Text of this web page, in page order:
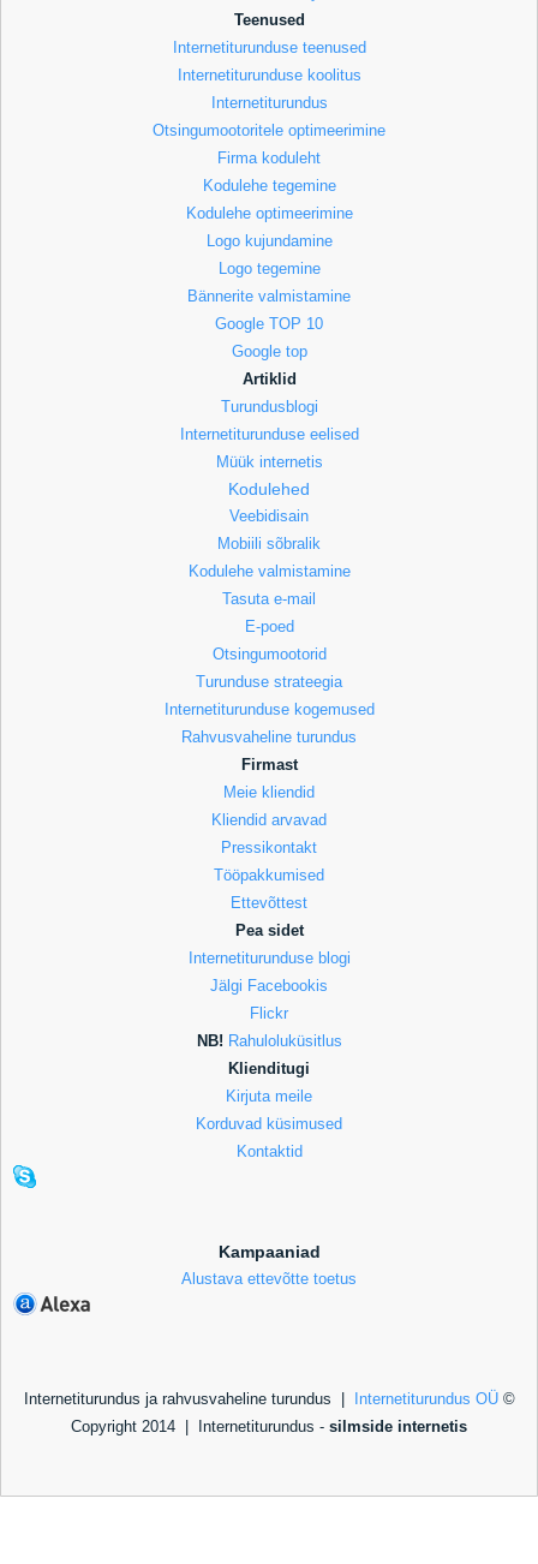
Teenused
Internetiturunduse teenused
Internetiturunduse koolitus
Internetiturundus
Otsingumootoritele optimeerimine
Firma koduleht
Kodulehe tegemine
Kodulehe optimeerimine
Logo kujundamine
Logo tegemine
Bännerite valmistamine
Google TOP 10
Google top
Artiklid
Turundusblogi
Internetiturunduse eelised
Müük internetis
Kodulehed
Veebidisain
Mobiili sõbralik
Kodulehe valmistamine
Tasuta e-mail
E-poed
Otsingumootorid
Turunduse strateegia
Internetiturunduse kogemused
Rahvusvaheline turundus
Firmast
Meie kliendid
Kliendid arvavad
Pressikontakt
Tööpakkumised
Ettevõttest
Pea sidet
Internetiturunduse blogi
Jälgi Facebookis
Flickr
NB! Rahuloluküsitlus
Klienditugi
Kirjuta meile
Korduvad küsimused
Kontaktid
Kampaaniad
Alustava ettevõtte toetus
Internetiturundus ja rahvusvaheline turundus | Internetiturundus OÜ©
Copyright 2014 | Internetiturundus - silmside internetis